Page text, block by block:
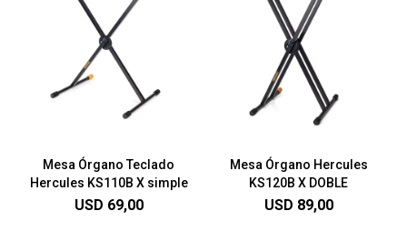
Mesa Órgano Teclado
Hercules KS110B X simple
USD 69,00
Mesa Órgano Hercules
KS120B X DOBLE
USD 89,00